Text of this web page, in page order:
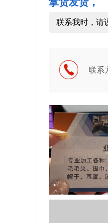
联系我时，请
联系